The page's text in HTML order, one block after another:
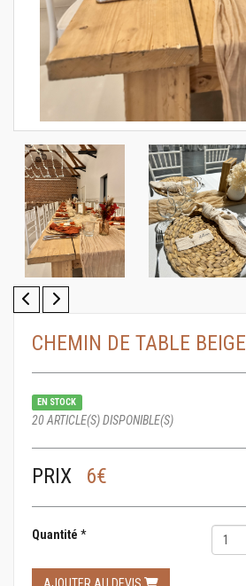
CHEMIN DE TABLE BEIGE
EN STOCK
20 ARTICLE(S) DISPONIBLE(S)
PRIX 6€
Quantité *